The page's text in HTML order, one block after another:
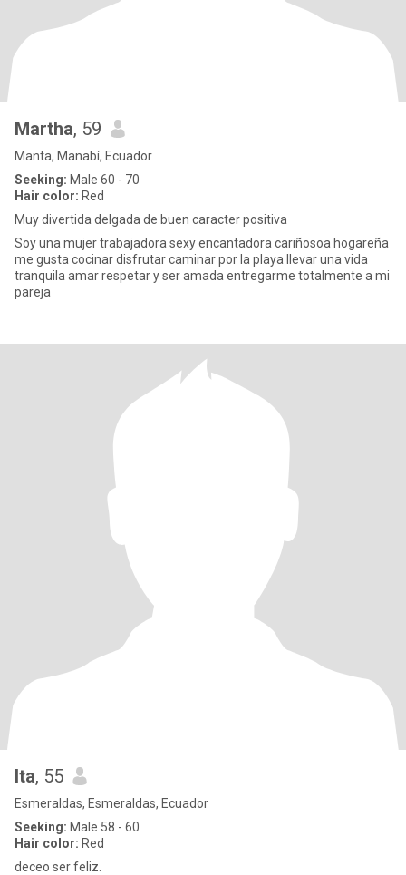
Martha, 59
Manta, Manabí, Ecuador
Seeking: Male 60 - 70
Hair color: Red
Muy divertida delgada de buen caracter positiva
Soy una mujer trabajadora sexy encantadora cariñosoa hogareña
me gusta cocinar disfrutar caminar por la playa llevar una vida
tranquila amar respetar y ser amada entregarme totalmente a mi
pareja
Ita, 55
Esmeraldas, Esmeraldas, Ecuador
Seeking: Male 58 - 60
Hair color: Red
deceo ser feliz.